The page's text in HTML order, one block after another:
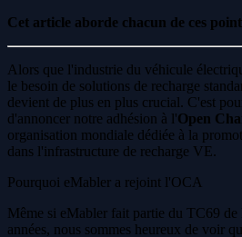
Cet article aborde chacun de ces
Alors que l'industrie du véhicule
le besoin de solutions de recharge
devient de plus en plus crucial. C'est
d'annoncer notre adhésion à l'Open
organisation mondiale dédiée à la
dans l'infrastructure de recharge VE.
Pourquoi eMabler a rejoint l'OCA
Même si eMabler fait partie du TC69
années, nous sommes heureux de voir